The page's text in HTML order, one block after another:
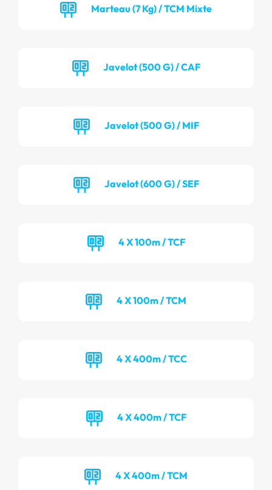
Marteau (7 Kg) / TCM Mixte
Javelot (500 G) / CAF
Javelot (500 G) / MIF
Javelot (600 G) / SEF
4 X 100m / TCF
4 X 100m / TCM
4 X 400m / TCC
4 X 400m / TCF
4 X 400m / TCM